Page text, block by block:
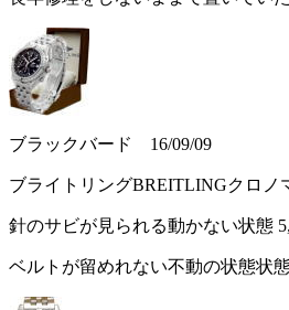
ブラックバード 16/09/09
ブライトリングBREITLINGクロノ
針のサビが見られる動かない状態
ベルトが留めれない不動の状態状